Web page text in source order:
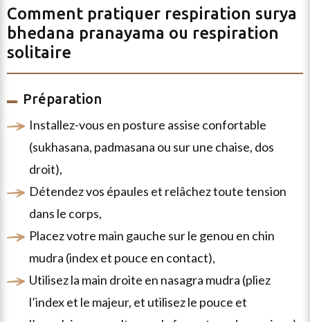
Comment pratiquer respiration surya
bhedana pranayama ou respiration
solitaire
Préparation
installez-vous en posture assise confortable
(sukhasana, padmasana ou sur une chaise, dos
droit),
détendez vos épaules et relâchez toute tension
dans le corps,
placez votre main gauche sur le genou en chin
mudra (index et pouce en contact),
utilisez la main droite en nasagra mudra (pliez
l’index et le majeur, et utilisez le pouce et